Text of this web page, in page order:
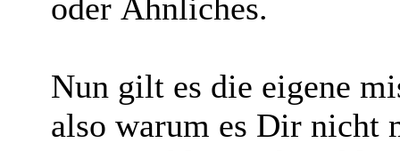
oder Ähnliches.
Nun gilt es die eigene
also warum es Dir nicht